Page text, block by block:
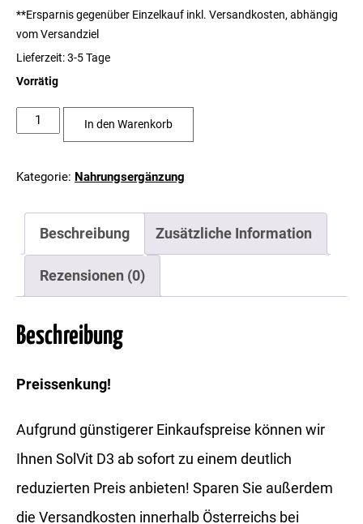
**Ersparnis gegenüber Einzelkauf inkl. Versandkosten, abhängig
vom Versandziel
Lieferzeit:3-5 Tage
Vorrätig
SolVit®
D3
800
Kapseln
In den Warenkorb
Kategorie: Nahrungsergänzung
Beschreibung Zusätzliche Information
Rezensionen (0)
Beschreibung
Preissenkung!
Aufgrund günstigerer Einkaufspreise können wir
Ihnen SolVit D3 ab sofort zu einem deutlich
reduzierten Preis anbieten! Sparen Sie außerdem
die Versandkosten innerhalb Österreichs bei